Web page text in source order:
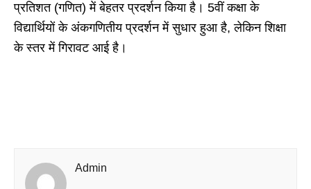
प्रतिशत (गणित) में बेहतर प्रदर्शन किया है। 5वीं कक्षा के
विद्यार्थियों के अंकगणितीय प्रदर्शन में सुधार हुआ है, लेकिन शिक्षा
के स्तर में गिरावट आई है।
Admin